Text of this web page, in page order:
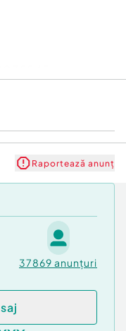
Raportează anunț
37869 anunțuri